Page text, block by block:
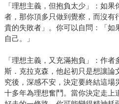
「理想主義，但抱負太少」：如
者，那你頂多只做到覺察，而沒有
貴的失敗者」。你可以自問：「如
自己。」
「理想主義，又充滿抱負」：作
斯．克拉克森，他起初只是想讓論
究後，深感不安，決定要終結這場
十多年為理想奮鬥。當你決定走上